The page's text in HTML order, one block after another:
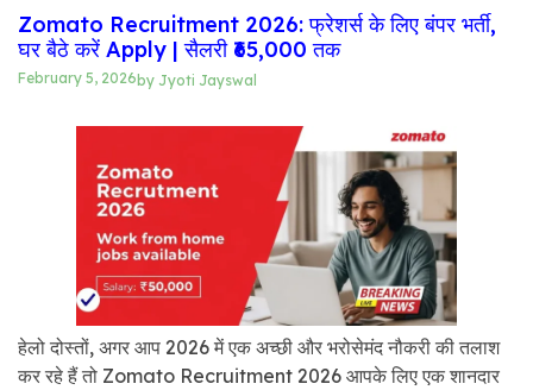
Zomato Recruitment 2026: फ्रेशर्स के लिए बंपर भर्ती,
घर बैठे करें Apply | सैलरी ₹65,000 तक
February 5, 2026 by Jyoti Jayswal
हेलो दोस्तों, अगर आप 2026 में एक अच्छी और भरोसेमंद नौकरी की तलाश
कर रहे हैं तो Zomato Recruitment 2026 आपके लिए एक शानदार